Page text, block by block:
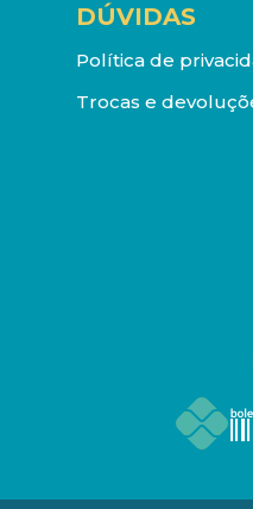
DÚVIDAS
Política de
Trocas e